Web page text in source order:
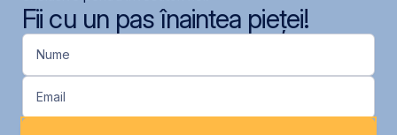
Fii cu un pas înaintea pieței!
Nume
Email